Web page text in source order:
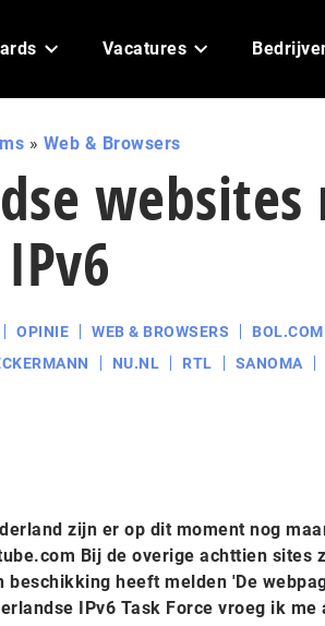
Vacatures
» Web & Browsers
OPINIE WEB & BROWSERS
BOL.COM
NU.NL RTL
SANOMA
zijn er op dit moment nog
Bij de overige achttien sites
heeft melden 'De
IPv6 Task Force vroeg ik me